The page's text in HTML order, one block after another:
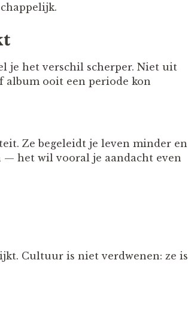
je het verschil scherper. Niet uit
album ooit een periode kon
Ze begeleidt je leven minder en
het wil vooral je aandacht even
Cultuur is niet verdwenen: ze is